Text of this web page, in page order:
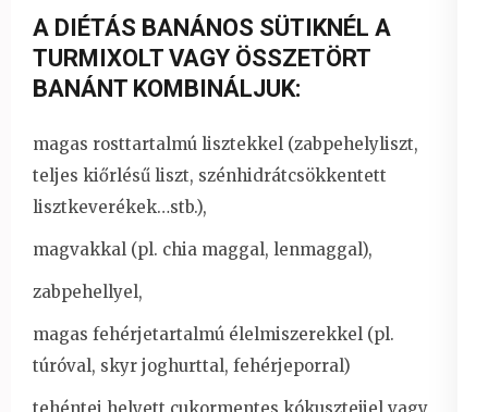
A DIÉTÁS BANÁNOS SÜTIKNÉL A
TURMIXOLT VAGY ÖSSZETÖRT
BANÁNT KOMBINÁLJUK:
magas rosttartalmú lisztekkel (zabpehelyliszt,
teljes kiőrlésű liszt, szénhidrátcsökkentett
lisztkeverékek…stb.),
magvakkal (pl. chia maggal, lenmaggal),
zabpehellyel,
magas fehérjetartalmú élelmiszerekkel (pl.
túróval, skyr joghurttal, fehérjeporral)